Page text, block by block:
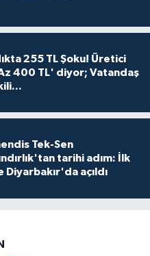
255 TL Şoku! Üretici
400 TL' diyor; Vatandaş
Tek-Sen
tarihi adım: İlk
Diyarbakır'da açıldı